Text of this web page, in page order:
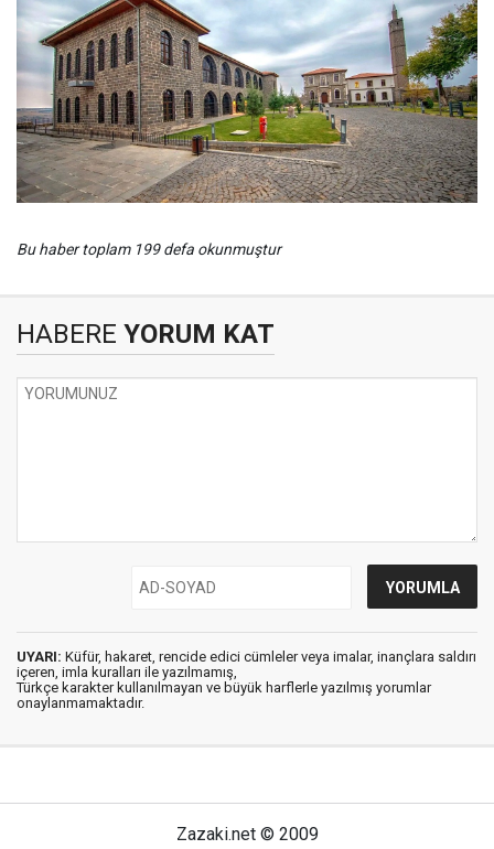
Bu haber toplam 199 defa okunmuştur
HABERE YORUM KAT
UYARI: Küfür, hakaret, rencide edici cümleler veya imalar, inançlara saldırı
içeren, imla kuralları ile yazılmamış,
Türkçe karakter kullanılmayan ve büyük harflerle yazılmış yorumlar
onaylanmamaktadır.
Zazaki.net © 2009